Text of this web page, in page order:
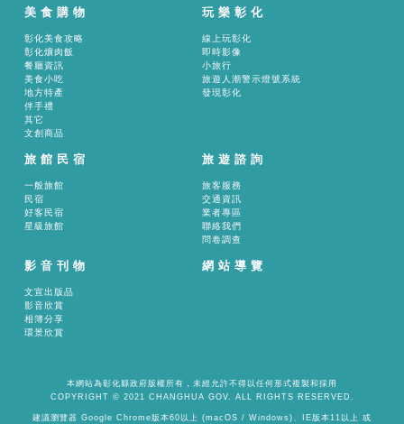
古代拋繡球儀式，尋找有緣人，現場更布置端午古禮活動專
區供民眾拍照同樂。此外，全台唯一以傳統工藝為核心內涵
的民俗類無形文化資產「鹿港魯班公宴」，匯聚全台百位工
藝大師精心創作的108桌、超過500件工藝作品，展現深厚
的工藝底蘊。 活動串聯深度文化體驗，探索歷史建築
背後的人文故事，規劃7處文化資產，由專人定點導覽解說
服務。期間透過「愛玩彰化」LINE 官方帳號或至旅遊服務
中心索取實體集章單參加「探索小鎮集章趣」，完成任務即
可兌換限量紀念品，在邊玩邊集章中深入感受鹿港的人文風
情。 2026鹿港慶端陽不僅保留傳統節慶文化精神，更
結合動漫IP、潮流活動、音樂展演與創新互動體驗，展現鹿
港古鎮跨世代的文化生命力。為便利遊客暢遊活動場域，縣
府也規劃免費接駁車服務，串聯鹿港鎮區、龍舟會場及各大
景點，讓民眾輕鬆暢玩鹿港、安心享受端午假期。誠摯邀請
全國民眾於端午連假期間一起來到彰化鹿港，看龍舟、賞光
影、走讀古蹟、品嚐美食，感受最熱鬧、最好玩、最有文化
主委暨議員凃淑媚、議員施佩妤、藍駿宇、郭燕陵、陳銌
銌、蕭文雄、楊妙月、彰化縣體育會龍舟委員會總幹事王舜
儀、彰化縣書法協會理事長吳肇勳、朝陽鹿港協會理事長陳
美食購物
彰化美食攻略
彰化爌肉飯
餐廳資訊
美食小吃
地方特產
伴手禮
其它
文創商品
玩樂彰化
線上玩彰化
即時影像
小旅行
旅遊人潮警示燈號系統
發現彰化
旅館民宿
一般旅館
民宿
好客民宿
星級旅館
旅遊諮詢
旅客服務
交通資訊
業者專區
聯絡我們
問卷調查
影音刊物
文宣出版品
影音欣賞
相簿分享
環景欣賞
網站導覽
本網站為彰化縣政府版權所有，未經允許不得以任何形式複製和採用
COPYRIGHT © 2021 CHANGHUA GOV. ALL RIGHTS RESERVED.
建議瀏覽器 Google Chrome版本60以上 (macOS / Windows)、IE版本11以上 或